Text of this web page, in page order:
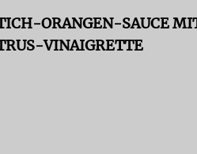
ORANGEN-SAUCE
VINAIGRETTE